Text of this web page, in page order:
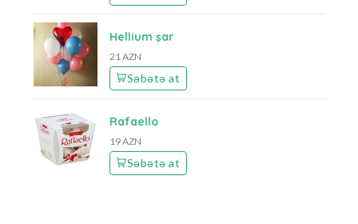
Hellium şar
21 AZN
Səbətə at
Rafaello
19 AZN
Səbətə at